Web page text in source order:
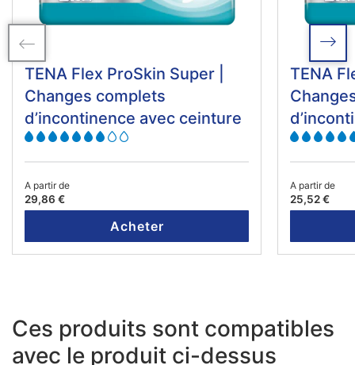
TENA Flex ProSkin Super |
Changes complets
d’incontinence avec ceinture
A partir de
29,86 €
Acheter
TENA
A partir de
25,52 €
Ces produits sont compatibles
avec le produit ci-dessus